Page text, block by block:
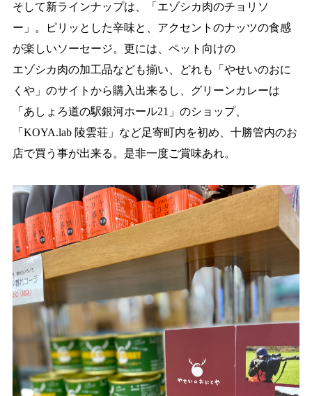
そして新ラインナップは、
「エゾシカ肉のチョリソ
ー」。ピリッとした辛味と、アクセントのナッツの食感
が楽しいソーセージ。 更には、ペット向けの
エゾシカ肉の加工品なども揃い、どれも「やせいのおに
くや」のサイトから購入 出来るし、グリーンカレーは
「あしょろ道の駅銀河ホール21」のショップ、
「KOYA.lab 陵雲荘」など足寄町内を初め、十勝管内のお
店で買う事が出来る。是非一度ご賞味あれ。